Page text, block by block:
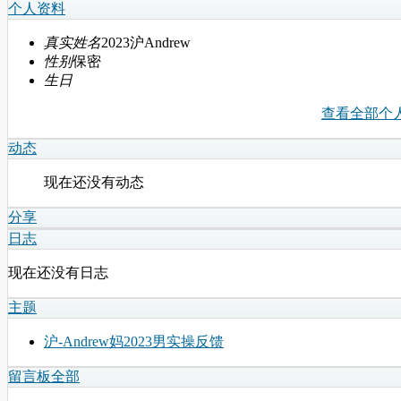
个人资料
真实姓名2023沪Andrew
性别保密
生日
查看全部个
动态
现在还没有动态
分享
日志
现在还没有日志
主题
沪-Andrew妈2023男实操反馈
留言板全部